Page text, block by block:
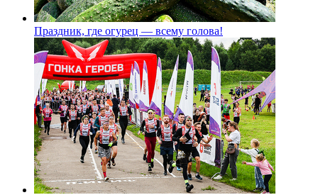
Праздник, где огурец — всему голова!